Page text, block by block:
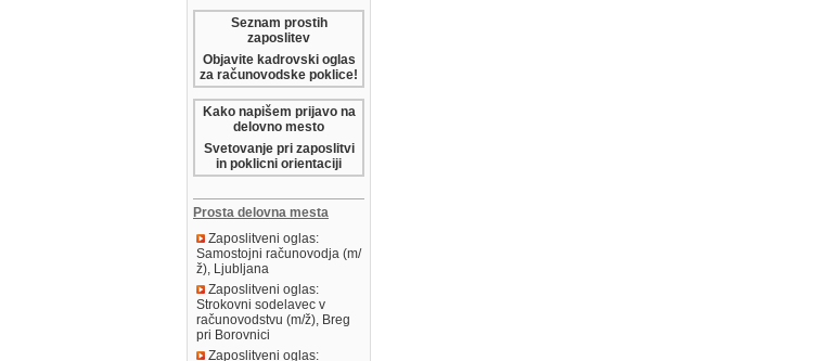
Seznam prostih
zaposlitev
Objavite kadrovski oglas
za računovodske poklice!
Kako napišem prijavo na
delovno mesto
Svetovanje pri zaposlitvi
in poklicni orientaciji
Prosta delovna mesta
Zaposlitveni oglas:
Samostojni računovodja (m/
ž), Ljubljana
Zaposlitveni oglas:
Strokovni sodelavec v
računovodstvu (m/ž), Breg
pri Borovnici
Zaposlitveni oglas: